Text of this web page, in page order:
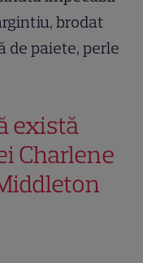
brodat
de paiete, perle
există
Charlene